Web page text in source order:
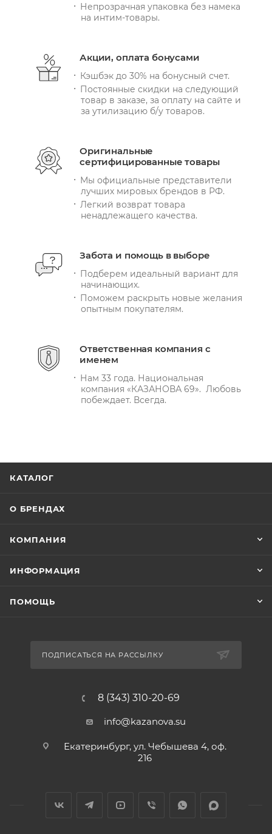
Непрозрачная упаковка без намека
на интим-товары.
Акции, оплата бонусами
Кэшбэк до 30% на бонусный счет.
Постоянные скидки на следующий
товар в заказе, за оплату на сайте и
за утилизацию б/у товаров.
Оригинальные
сертифицированные товары
Мы официальные представители
лучших мировых брендов в РФ.
Легкий возврат товара
ненадлежащего качества.
Забота и помощь в выборе
Подберем идеальный вариант для
начинающих.
Поможем раскрыть новые желания
опытным покупателям.
Ответственная компания с
именем
Нам 33 года. Национальная
компания «КАЗАНОВА 69». Любовь
побеждает. Всегда.
КАТАЛОГ
О БРЕНДАХ
КОМПАНИЯ
ИНФОРМАЦИЯ
ПОМОЩЬ
ПОДПИСАТЬСЯ НА РАССЫЛКУ
8 (343) 310-20-69
info@kazanova.su
Екатеринбург, ул. Чебышева 4, оф.
216